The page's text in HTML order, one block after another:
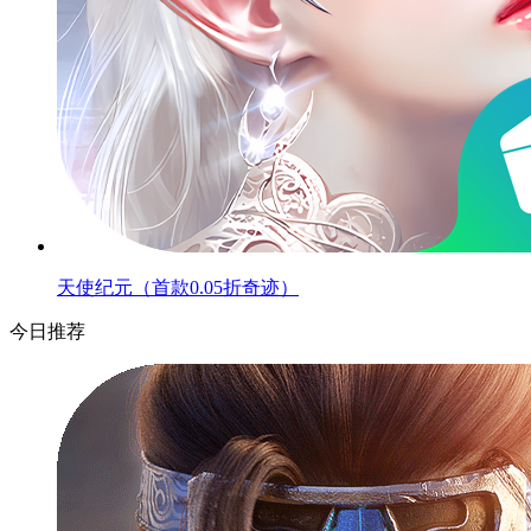
天使纪元（首款0.05折奇迹）
今日推荐